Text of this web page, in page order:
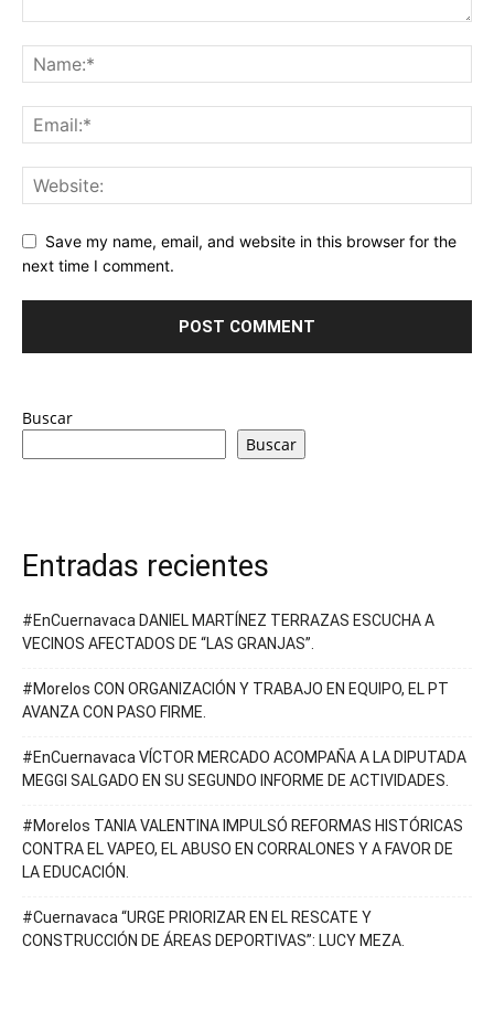
Save my name, email, and website in this browser for the
next time I comment.
Buscar
Buscar
Entradas recientes
#EnCuernavaca DANIEL MARTÍNEZ TERRAZAS ESCUCHA A
VECINOS AFECTADOS DE “LAS GRANJAS”.
#Morelos CON ORGANIZACIÓN Y TRABAJO EN EQUIPO, EL PT
AVANZA CON PASO FIRME.
#EnCuernavaca VÍCTOR MERCADO ACOMPAÑA A LA DIPUTADA
MEGGI SALGADO EN SU SEGUNDO INFORME DE ACTIVIDADES.
#Morelos TANIA VALENTINA IMPULSÓ REFORMAS HISTÓRICAS
CONTRA EL VAPEO, EL ABUSO EN CORRALONES Y A FAVOR DE
LA EDUCACIÓN.
#Cuernavaca “URGE PRIORIZAR EN EL RESCATE Y
CONSTRUCCIÓN DE ÁREAS DEPORTIVAS”: LUCY MEZA.